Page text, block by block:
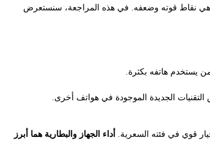
هي نقاط قوته وضعفه. في هذه المراجعة، سنستعرض
يستخدم هاتفه بكثرة.
الجديدة الموجودة في هواتف أخرى.
أداء الجهاز والبطارية هما أبرز